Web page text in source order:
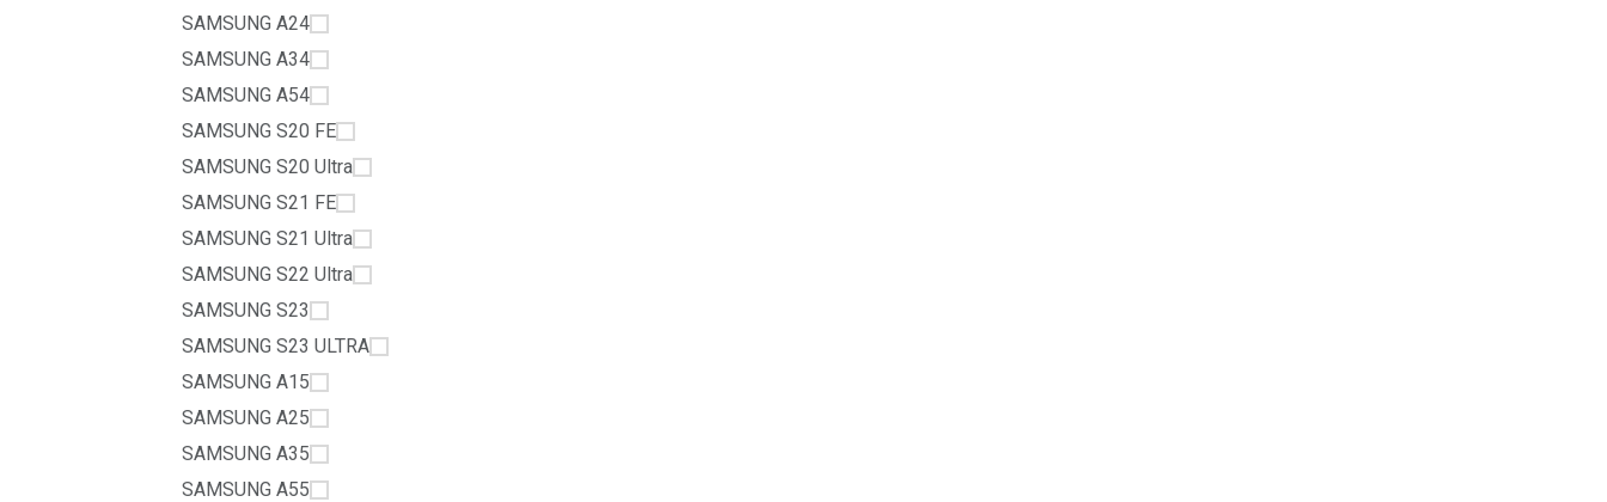
SAMSUNG A24
SAMSUNG A34
SAMSUNG A54
SAMSUNG S20 FE
SAMSUNG S20 Ultra
SAMSUNG S21 FE
SAMSUNG S21 Ultra
SAMSUNG S22 Ultra
SAMSUNG S23
SAMSUNG S23 ULTRA
SAMSUNG A15
SAMSUNG A25
SAMSUNG A35
SAMSUNG A55